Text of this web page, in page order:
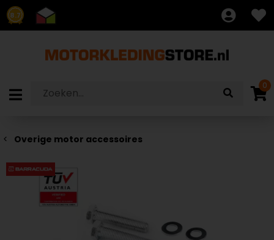
8.7
0
Overige motor accessoires